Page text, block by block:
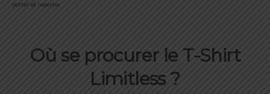
porter et reporter.
Où se procurer le T-Shirt
Limitless ?